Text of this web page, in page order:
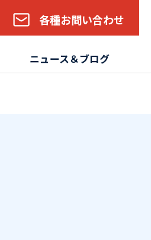
各種お問い合わせ
ニュース＆ブログ